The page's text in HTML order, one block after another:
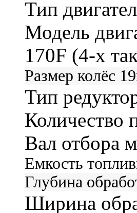
Тип
Модель
170F (4-х
Размер колёс
Тип
Количество
Вал отбора
Емкость
Глубина
Ширина